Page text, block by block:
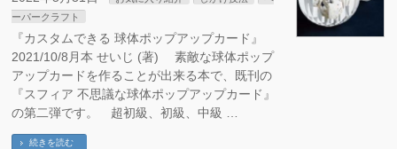
ーパークラフト
『カスタムできる 球体ポップアップカード』
2021/10/8月本 せいじ (著) 素敵な球体ポップ
アップカードを作ることが出来る本で、既刊の
『スフィア 不思議な球体ポップアップカード』
の第二弾です。 超初級、初級、中級 …
続きを読む